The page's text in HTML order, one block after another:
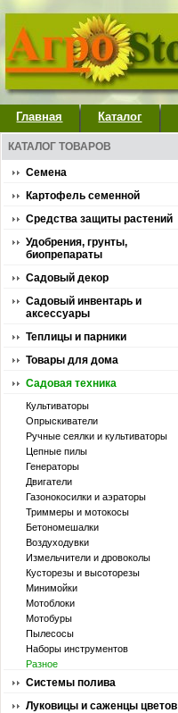
Главная Каталог
КАТАЛОГ ТОВАРОВ
Семена
Картофель семенной
Средства защиты растений
Удобрения, грунты,
биопрепараты
Садовый декор
Садовый инвентарь и
аксессуары
Теплицы и парники
Товары для дома
Садовая техника
Культиваторы
Опрыскиватели
Ручные сеялки и культиваторы
Цепные пилы
Генераторы
Двигатели
Газонокосилки и аэраторы
Триммеры и мотокосы
Бетономешалки
Воздуходувки
Измельчители и дровоколы
Кусторезы и высоторезы
Минимойки
Мотоблоки
Мотобуры
Пылесосы
Наборы инструментов
Разное
Системы полива
Луковицы и саженцы цветов